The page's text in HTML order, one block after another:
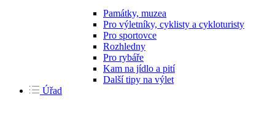
Památky, muzea
Pro výletníky, cyklisty a cykloturisty
Pro sportovce
Rozhledny
Pro rybáře
Kam na jídlo a pití
Další tipy na výlet
Úřad